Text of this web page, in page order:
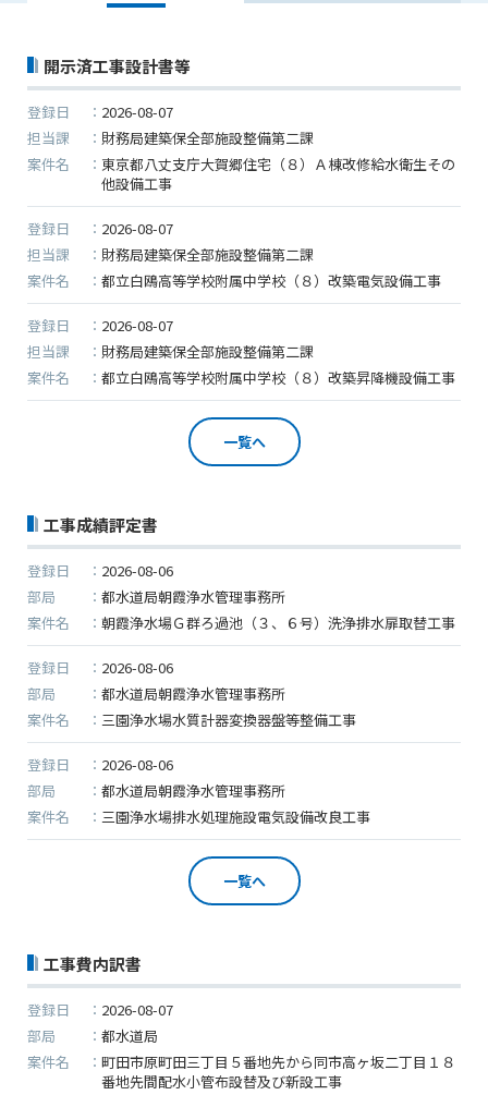
止させていただきます。
上記の期間、情報の更新がされませんので、ご了承のほ
ど、よろしくお願い申し上げます。
なお、５月１１日（月）から通常通り運営いたします。
2025/12/22
建設資料館をご利用いただき、誠に有難うございます。
下記の期間につきまして、弊社休業のため情報更新を停
止させていただきます。
【期間】１２月２７日(土)～１月４日(日)
上記の期間、情報の更新がされませんので、ご了承のほ
ど、よろしくお願い申し上げます。
なお、情報は１月５日(月)より登録されます。
建設資料館をご利用いただき、誠に有難うございます。
下記の期間につきまして、弊社休業のため情報更新を停
止させていただきます。
【期間】８月９日(土)～８月１７日(日)
上記の期間、情報の更新がされませんので、ご了承のほ
ど、よろしくお願い申し上げます。
なお、情報は８月１８日(月)より登録されます。
2025/04/24
●ゴールデンウィークに伴う情報更新停止のお知らせ
(04/26～04/29、05/03～05/06)●
建設資料館をご利用いただき、誠に有難うございます。
下記の期間につきまして、弊社休業のため情報更新を停
【期間】４月２６日(土)～４月２９日(火)
５月３日(土)～５月６日(火)
上記の期間、情報の更新がされませんので、ご了承のほ
ど、よろしくお願い申し上げます。
なお、４月３０日（水）～５月２日（金）は通常通り運
開示済工事設計書等
登録日
2026-08-07
担当課
財務局建築保全部施設整備第二課
案件名
東京都八丈支庁大賀郷住宅（８）Ａ棟改修給水衛生その
他設備工事
登録日
2026-08-07
担当課
財務局建築保全部施設整備第二課
案件名
都立白鴎高等学校附属中学校（８）改築電気設備工事
登録日
2026-08-07
担当課
財務局建築保全部施設整備第二課
案件名
都立白鴎高等学校附属中学校（８）改築昇降機設備工事
一覧へ
工事成績評定書
登録日
2026-08-06
部局
都水道局朝霞浄水管理事務所
案件名
朝霞浄水場Ｇ群ろ過池（３、６号）洗浄排水扉取替工事
登録日
2026-08-06
部局
都水道局朝霞浄水管理事務所
案件名
三園浄水場水質計器変換器盤等整備工事
登録日
2026-08-06
部局
都水道局朝霞浄水管理事務所
案件名
三園浄水場排水処理施設電気設備改良工事
一覧へ
工事費内訳書
登録日
2026-08-07
部局
都水道局
案件名
町田市原町田三丁目５番地先から同市高ヶ坂二丁目１８
番地先間配水小管布設替及び新設工事
1. 本規約は、管理者が会員に対してログインID・パスワードを
付則1
この規約は2014年9月1日から実施します。
本規約内容に同意する